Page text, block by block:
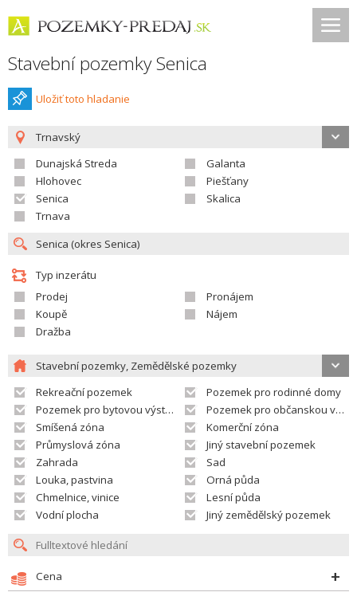
Stavební pozemky Senica
Uložiť toto hladanie
Trnavský
Dunajská Streda
Galanta
Hlohovec
Piešťany
Senica
Skalica
Trnava
Typ inzerátu
Prodej
Pronájem
Koupě
Nájem
Dražba
Stavební pozemky, Zemědělské pozemky
Rekreační pozemek
Pozemek pro rodinné domy
Pozemek pro bytovou výstavbu
Pozemek pro občanskou vybavenost
Smíšená zóna
Komerční zóna
Průmyslová zóna
Jiný stavební pozemek
Zahrada
Sad
Louka, pastvina
Orná půda
Chmelnice, vinice
Lesní půda
Vodní plocha
Jiný zemědělský pozemek
Cena